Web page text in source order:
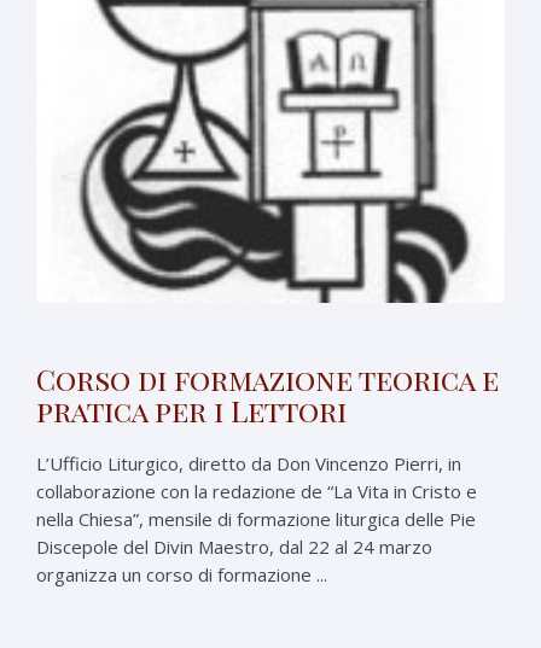
Corso di formazione teorica e
pratica per i Lettori
L’Ufficio Liturgico, diretto da Don Vincenzo Pierri, in
collaborazione con la redazione de “La Vita in Cristo e
nella Chiesa”, mensile di formazione liturgica delle Pie
Discepole del Divin Maestro, dal 22 al 24 marzo
organizza un corso di formazione ...